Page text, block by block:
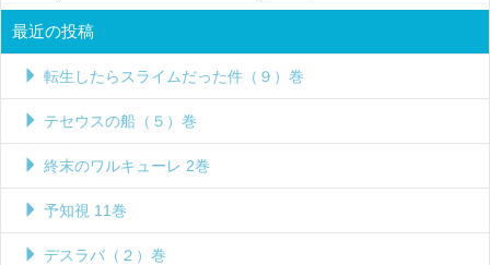
最近の投稿
転生したらスライムだった件（９）巻
テセウスの船（５）巻
終末のワルキューレ 2巻
予知視 11巻
デスラバ（２）巻